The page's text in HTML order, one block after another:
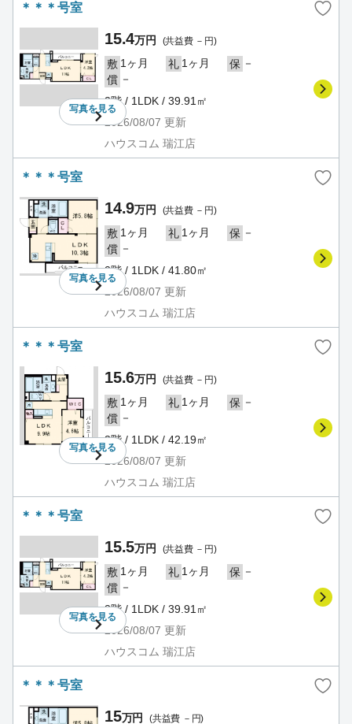
＊＊＊号室
写真を見る
15.4万円 (共益費 －円)
敷 1ヶ月 礼 1ヶ月 保 －
償 －
2階 / 1LDK / 39.91㎡
2026/08/07 更新
ハウスコム 瑞江店
＊＊＊号室
写真を見る
14.9万円 (共益費 －円)
敷 1ヶ月 礼 1ヶ月 保 －
償 －
2階 / 1LDK / 41.80㎡
2026/08/07 更新
ハウスコム 瑞江店
＊＊＊号室
写真を見る
15.6万円 (共益費 －円)
敷 1ヶ月 礼 1ヶ月 保 －
償 －
3階 / 1LDK / 42.19㎡
2026/08/07 更新
ハウスコム 瑞江店
＊＊＊号室
写真を見る
15.5万円 (共益費 －円)
敷 1ヶ月 礼 1ヶ月 保 －
償 －
3階 / 1LDK / 39.91㎡
2026/08/07 更新
ハウスコム 瑞江店
＊＊＊号室
15万円 (共益費 －円)